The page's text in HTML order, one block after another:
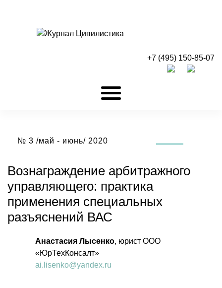
+7 (495) 150-85-07
№ 3 /май - июнь/ 2020
Вознаграждение арбитражного
управляющего: практика
применения специальных
разъяснений ВАС
Анастасия Лысенко, юрист ООО
«ЮрТехКонсалт»
ai.lisenko@yandex.ru